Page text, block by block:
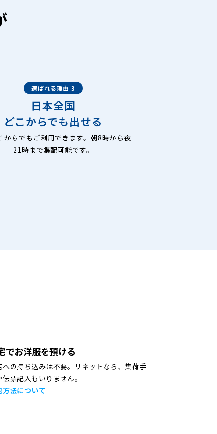
選ばれる理由 3
日本全国
どこからでも出せる
からでもご利用できます。朝8時から夜
21時まで集配可能です。
でお洋服を預ける
への持ち込みは不要。リネットなら、集荷手
伝票記入もいりません。
方法について